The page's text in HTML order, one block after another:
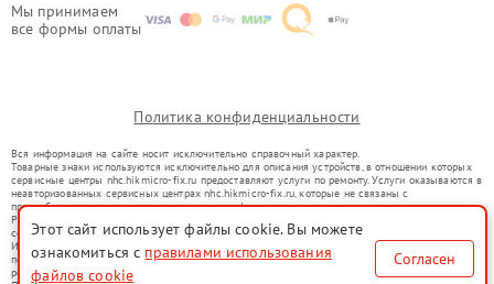
Мы принимаем
все формы оплаты
Политика конфиденциальности
Вся информация на сайте носит исключительно справочный характер.
Товарные знаки используются исключительно для описания устройств, в отношении которых
сервисные центры nhc.hikmicro-fix.ru предоставляют услуги по ремонту. Услуги оказываются в
неавторизованных сервисных центрах nhc.hikmicro-fix.ru, которые не связаны с
правообладателями товарных знаков или их официальными представителями.
Ремонт осуществляется для устройств, уже введенных в гражданский оборот в соответствии
со статьей 1487 ГК РФ.
Использование товарных знаков не преследует цели индивидуализации услуг или введения
потребителей в заблуждение, а служит для информирования о предоставляемых услугах по
ремонту техники указанных брендов.
Этот сайт использует файлы cookie. Вы можете
ознакомиться с правилами использования
файлов cookie
Согласен